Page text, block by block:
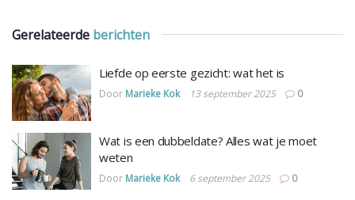
Gerelateerde berichten
Liefde op eerste gezicht: wat het is
Door Marieke Kok 13 september 2025 0
Wat is een dubbeldate? Alles wat je moet
weten
Door Marieke Kok 6 september 2025 0